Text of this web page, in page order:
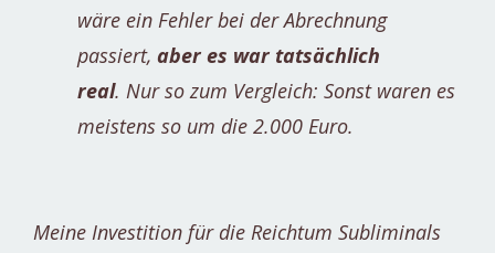
wäre ein Fehler bei der Abrechnung
passiert, aber es war tatsächlich
real. Nur so zum Vergleich: Sonst waren es
meistens so um die 2.000 Euro.
Meine Investition für die Reichtum Subliminals